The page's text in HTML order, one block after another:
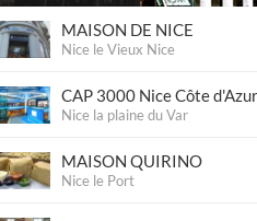
MAISON DE NICE
Nice le Vieux Nice
CAP 3000 Nice Côte d'Azur
Nice la plaine du Var
MAISON QUIRINO
Nice le Port